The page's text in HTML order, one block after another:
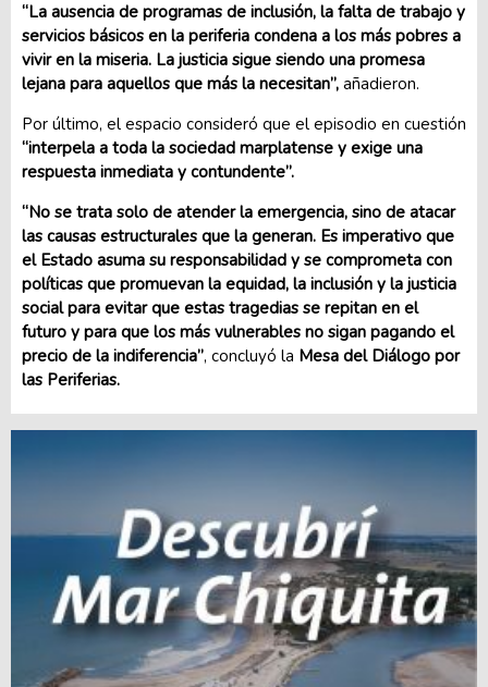
“La ausencia de programas de inclusión, la falta de trabajo y
servicios básicos en la periferia condena a los más pobres a
vivir en la miseria. La justicia sigue siendo una promesa
lejana para aquellos que más la necesitan”, añadieron.
Por último, el espacio consideró que el episodio en cuestión
“interpela a toda la sociedad marplatense y exige una
respuesta inmediata y contundente”.
“No se trata solo de atender la emergencia, sino de atacar
las causas estructurales que la generan. Es imperativo que
el Estado asuma su responsabilidad y se comprometa con
políticas que promuevan la equidad, la inclusión y la justicia
social para evitar que estas tragedias se repitan en el
futuro y para que los más vulnerables no sigan pagando el
precio de la indiferencia”, concluyó la Mesa del Diálogo por
las Periferias.